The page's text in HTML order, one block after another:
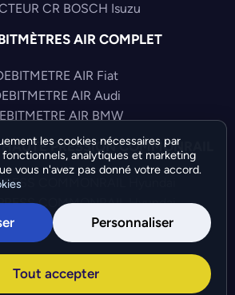
CR BOSCH Isuzu
AIR COMPLET
AIR Fiat
AIR Audi
AIR BMW
PRESSION COMMONRAIL
COMMONRAIL Hyundai
COMMONRAIL Hyundai
PRESS COMMONRAIL Fiat
2026 - Tous droits réservés -
de cookies-Gérer mes cookies
les cookies nécessaires par
analytiques et marketing
vous n'avez pas donné votre accord.
Personnaliser
Tout accepter